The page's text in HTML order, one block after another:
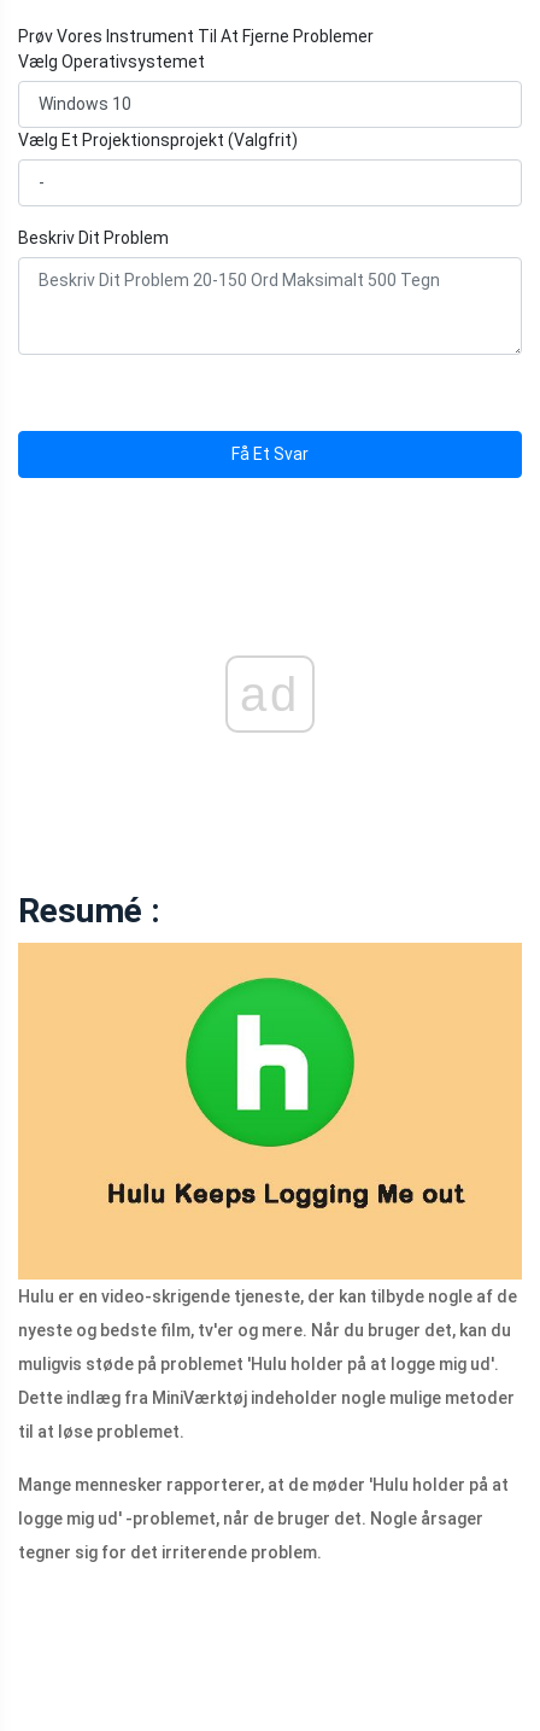
Prøv Vores Instrument Til At Fjerne Problemer
Vælg Operativsystemet
Vælg Et Projektionsprojekt (Valgfrit)
Beskriv Dit Problem
Få Et Svar
ad
Resumé :
Hulu er en video-skrigende tjeneste, der kan tilbyde nogle af de
nyeste og bedste film, tv'er og mere. Når du bruger det, kan du
muligvis støde på problemet 'Hulu holder på at logge mig ud'.
Dette indlæg fra MiniVærktøj indeholder nogle mulige metoder
til at løse problemet.
Mange mennesker rapporterer, at de møder 'Hulu holder på at
logge mig ud' -problemet, når de bruger det. Nogle årsager
tegner sig for det irriterende problem.